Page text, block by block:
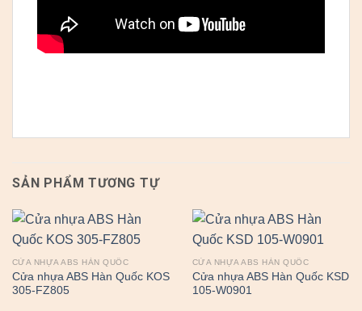
SẢN PHẨM TƯƠNG TỰ
CỬA NHỰA ABS HÀN QUỐC
Cửa nhựa ABS Hàn Quốc KOS
305-FZ805
CỬA NHỰA ABS HÀN QUỐC
Cửa nhựa ABS Hàn Quốc KSD
105-W0901